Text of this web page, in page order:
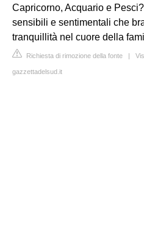
Capricorno, Acquario e
sensibili e sentimentali che
tranquillità nel cuore della
Richiesta di rimozione della fonte |
gazzettadelsud.it